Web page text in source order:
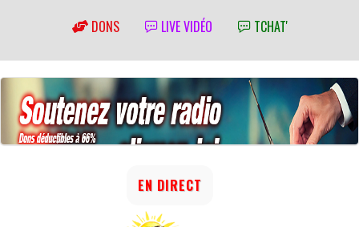
DONS LIVE VIDÉO TCHAT'
EN DIRECT